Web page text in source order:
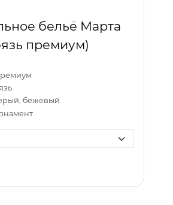
бельё Марта
премиум)
бежевый